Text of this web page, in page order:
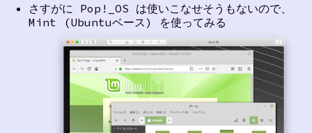
さすがに Pop!_OS は使いこなせそうもないので、
Mint (Ubuntuベース) を使ってみる